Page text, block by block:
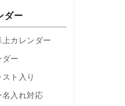
ダー
カレンダー
ダー
ト入り
名入れ対応